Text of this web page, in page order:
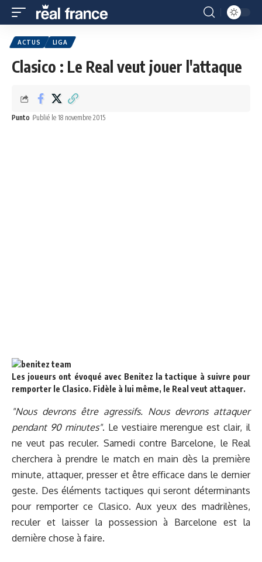
ACTUS LIGA
Clasico : Le Real veut jouer l'attaque
Punto Publié le 18 novembre 2015
Les joueurs ont évoqué avec Benitez la tactique à suivre pour
remporter le Clasico. Fidèle à lui même, le Real veut attaquer.
"Nous devrons être agressifs. Nous devrons attaquer
pendant 90 minutes". Le vestiaire merengue est clair, il
ne veut pas reculer. Samedi contre Barcelone, le Real
cherchera à prendre le match en main dès la première
minute, attaquer, presser et être efficace dans le dernier
geste. Des éléments tactiques qui seront déterminants
pour remporter ce Clasico. Aux yeux des madrilènes,
reculer et laisser la possession à Barcelone est la
dernière chose à faire.